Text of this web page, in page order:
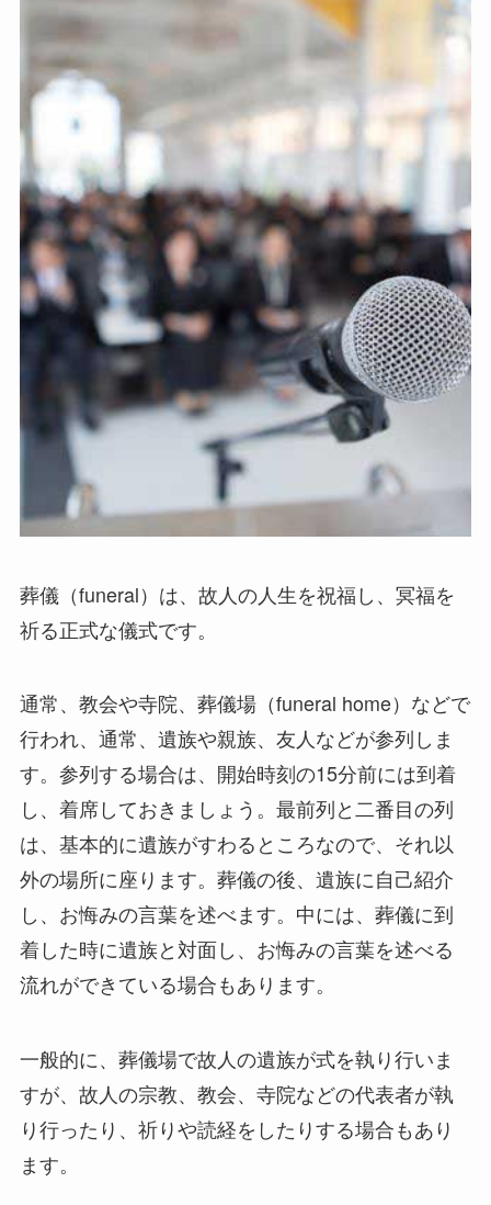
葬儀（funeral）は、故人の人生を祝福し、冥福を
祈る正式な儀式です。
通常、教会や寺院、葬儀場（funeral home）などで
行われ、通常、遺族や親族、友人などが参列しま
す。参列する場合は、開始時刻の15分前には到着
し、着席しておきましょう。最前列と二番目の列
は、基本的に遺族がすわるところなので、それ以
外の場所に座ります。葬儀の後、遺族に自己紹介
し、お悔みの言葉を述べます。中には、葬儀に到
着した時に遺族と対面し、お悔みの言葉を述べる
流れができている場合もあります。
一般的に、葬儀場で故人の遺族が式を執り行いま
すが、故人の宗教、教会、寺院などの代表者が執
り行ったり、祈りや読経をしたりする場合もあり
ます。